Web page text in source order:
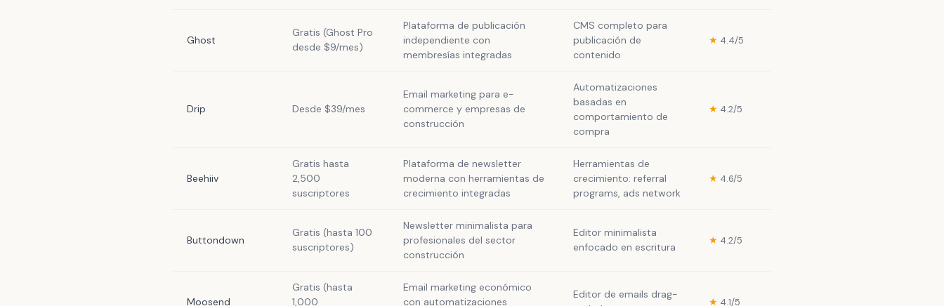
Ghost
Gratis (Ghost Pro
desde $9/mes)
Plataforma de publicación
independiente con
membresías integradas
CMS completo para
publicación de
contenido
★ 4.4/5
Drip Desde $39/mes
Email marketing para e-
commerce y empresas de
construcción
Automatizaciones
basadas en
comportamiento de
compra
★ 4.2/5
Beehiiv
Gratis hasta
2,500
suscriptores
Plataforma de newsletter
moderna con herramientas de
crecimiento integradas
Herramientas de
crecimiento: referral
programs, ads network
★ 4.6/5
Buttondown
Gratis (hasta 100
suscriptores)
Newsletter minimalista para
profesionales del sector
construcción
Editor minimalista
enfocado en escritura
★ 4.2/5
Moosend
Gratis (hasta
1,000
Email marketing económico
con automatizaciones
Editor de emails drag-
★ 4.1/5